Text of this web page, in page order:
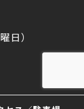
日）